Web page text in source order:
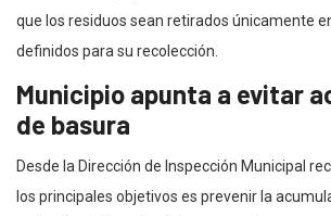
que los residuos sean retirados únicamente
definidos para su recolección.
Municipio apunta a evitar
de basura
Desde la Dirección de Inspección Municipal
los principales objetivos es prevenir la